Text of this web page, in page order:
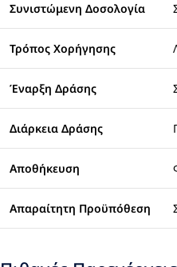
Συνιστώμενη Δοσολογία
Τρόπος Χορήγησης
Έναρξη Δράσης
Διάρκεια Δράσης
Αποθήκευση
Απαραίτητη Προϋπόθεση